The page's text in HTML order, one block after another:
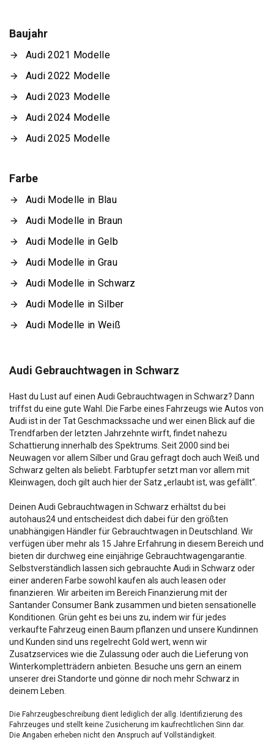
Baujahr
Audi 2021 Modelle
Audi 2022 Modelle
Audi 2023 Modelle
Audi 2024 Modelle
Audi 2025 Modelle
Farbe
Audi Modelle in Blau
Audi Modelle in Braun
Audi Modelle in Gelb
Audi Modelle in Grau
Audi Modelle in Schwarz
Audi Modelle in Silber
Audi Modelle in Weiß
Audi Gebrauchtwagen in Schwarz
Hast du Lust auf einen Audi Gebrauchtwagen in Schwarz? Dann
triffst du eine gute Wahl. Die Farbe eines Fahrzeugs wie Autos von
Audi ist in der Tat Geschmackssache und wer einen Blick auf die
Trendfarben der letzten Jahrzehnte wirft, findet nahezu
Schattierung innerhalb des Spektrums. Seit 2000 sind bei
Neuwagen vor allem Silber und Grau gefragt doch auch Weiß und
Schwarz gelten als beliebt. Farbtupfer setzt man vor allem mit
Kleinwagen, doch gilt auch hier der Satz „erlaubt ist, was gefällt“.
Deinen Audi Gebrauchtwagen in Schwarz erhältst du bei
autohaus24 und entscheidest dich dabei für den größten
unabhängigen Händler für Gebrauchtwagen in Deutschland. Wir
verfügen über mehr als 15 Jahre Erfahrung in diesem Bereich und
bieten dir durchweg eine einjährige Gebrauchtwagengarantie.
Selbstverständlich lassen sich gebrauchte Audi in Schwarz oder
einer anderen Farbe sowohl kaufen als auch leasen oder
finanzieren. Wir arbeiten im Bereich Finanzierung mit der
Santander Consumer Bank zusammen und bieten sensationelle
Konditionen. Grün geht es bei uns zu, indem wir für jedes
verkaufte Fahrzeug einen Baum pflanzen und unsere Kundinnen
und Kunden sind uns regelrecht Gold wert, wenn wir
Zusatzservices wie die Zulassung oder auch die Lieferung von
Winterkompletträdern anbieten. Besuche uns gern an einem
unserer drei Standorte und gönne dir noch mehr Schwarz in
deinem Leben.
Die Fahrzeugbeschreibung dient lediglich der allg. Identifizierung des
Fahrzeuges und stellt keine Zusicherung im kaufrechtlichen Sinn dar.
Die Angaben erheben nicht den Anspruch auf Vollständigkeit.